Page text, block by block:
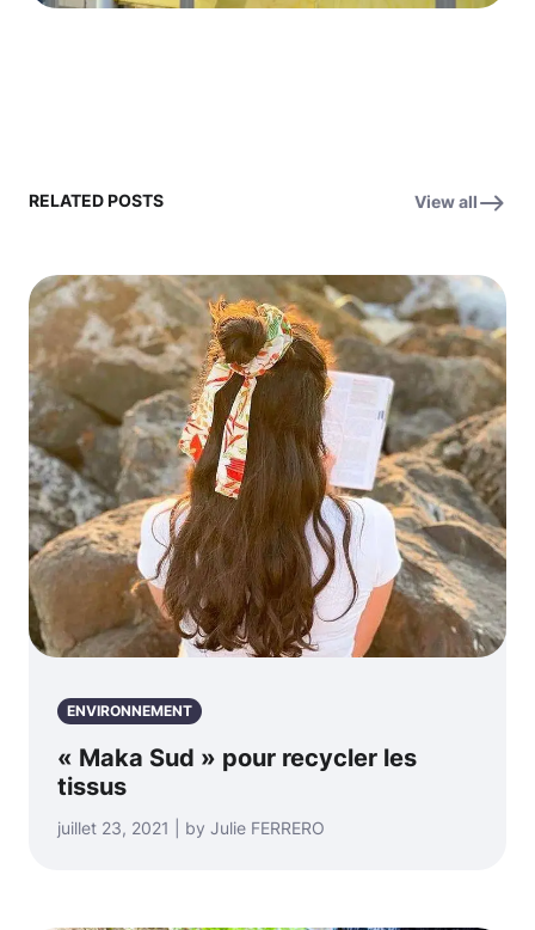
RELATED POSTS View all
ENVIRONNEMENT
« Maka Sud » pour recycler les
tissus
juillet 23, 2021 | by Julie FERRERO